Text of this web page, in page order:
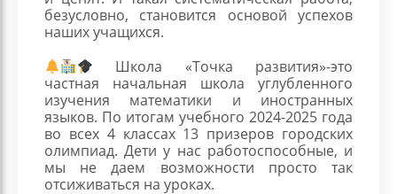
безусловно, становится основой успехов
наших учащихся.
Школа «Точка развития»-это
частная начальная школа углубленного
изучения математики и иностранных
языков. По итогам учебного 2024-2025 года
во всех 4 классах 13 призеров городских
олимпиад. Дети у нас работоспособные, и
мы не даем возможности просто так
отсиживаться на уроках.